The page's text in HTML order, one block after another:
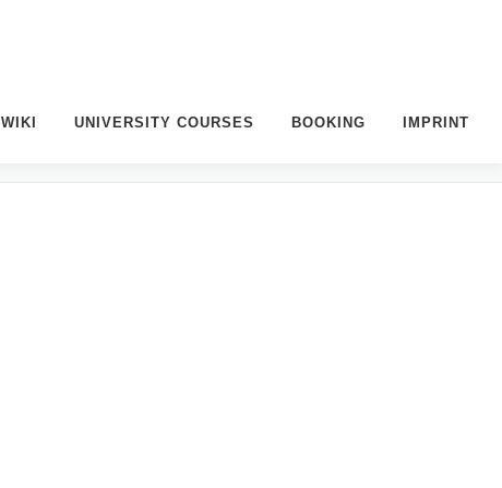
WIKI UNIVERSITY COURSES BOOKING IMPRINT